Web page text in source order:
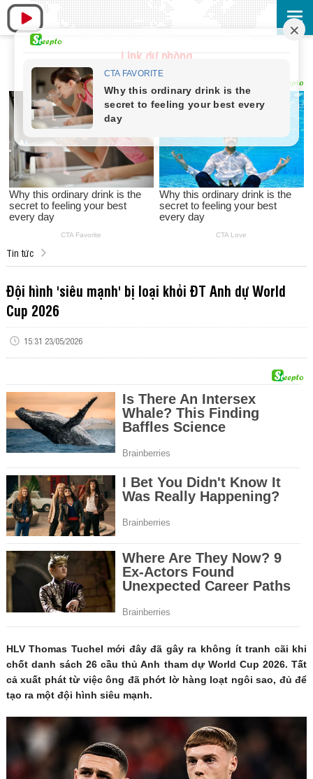
Link dự phòng
Tin tức
Đội hình 'siêu mạnh' bị loại khỏi ĐT Anh dự World
Cup 2026
15:31 23/05/2026
HLV Thomas Tuchel mới đây đã gây ra không ít tranh cãi khi
chốt danh sách 26 cầu thủ Anh tham dự World Cup 2026. Tất
cả xuất phát từ việc ông đã phớt lờ hàng loạt ngôi sao, đủ để
tạo ra một đội hình siêu mạnh.